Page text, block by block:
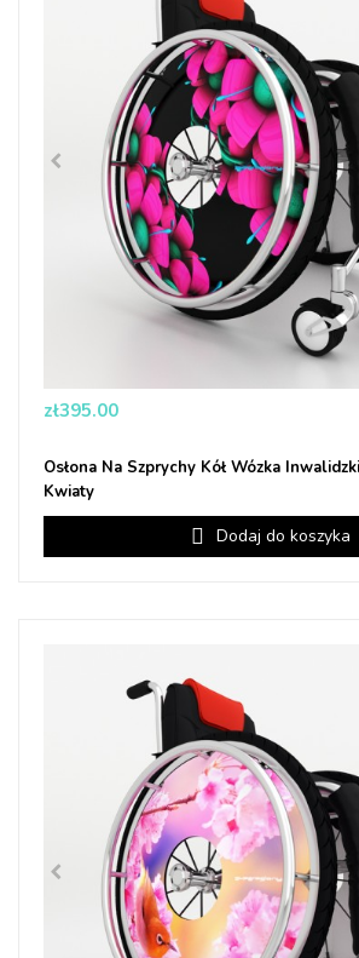
Price
zł395.00
Osłona Na Szprychy Kół Wózka
Kwiaty
Dodaj do koszyka